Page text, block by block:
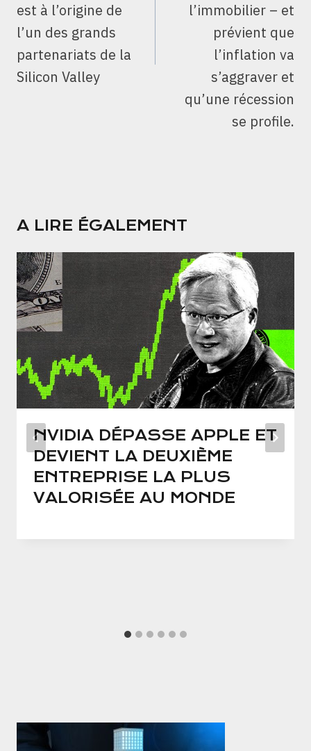
est à l’origine de
l’un des grands
partenariats de la
Silicon Valley
l’immobilier – et
prévient que
l’inflation va
s’aggraver et
qu’une récession
se profile.
A LIRE ÉGALEMENT
NVIDIA DÉPASSE APPLE ET
DEVIENT LA DEUXIÈME
ENTREPRISE LA PLUS
VALORISÉE AU MONDE